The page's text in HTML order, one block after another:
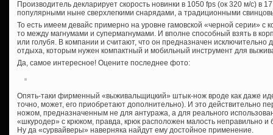
Производитель декларирует скорость новинки в 1050 fps (ок 320 м/с) в
популярными ныне сверхлегкими снарядами, а традиционными
То есть имеем девайс примерно на уровне гамовской «черной серии» с
то между магнумами и супермагнумами. И вполне способный взять в
или голубя. В компании и считают, что он предназначен исключительно
отдыха, которым нужен компактный и мобильный инструмент для
Да, самое интересное! Оцените последнее фото:
Опять-таки фирменный «выживальщицкий» штык-нож вроде как даже
точно, может, его приобретают дополнительно). И это действительно
ножом, предназначенным не для антуража, а для реального
«шкуродер» с крюком, правда, крюк расположен малость неправильно
Ну да «сурвайверы» наверняка найдут ему достойное применение.